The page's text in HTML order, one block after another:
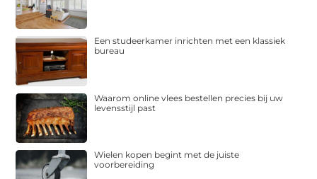
Een studeerkamer inrichten met een klassiek
bureau
Waarom online vlees bestellen precies bij uw
levensstijl past
Wielen kopen begint met de juiste
voorbereiding